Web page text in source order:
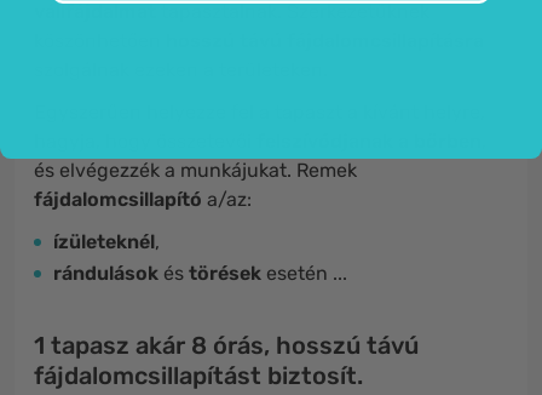
vállfájdalmattapasztalnak. Szerkezetüknek
és elvégezzék a munkájukat. Remek
fájdalomcsillapító a/az:
ízületeknél,
rándulások és törések esetén ...
1 tapasz akár 8 órás, hosszú távú
fájdalomcsillapítást biztosít.